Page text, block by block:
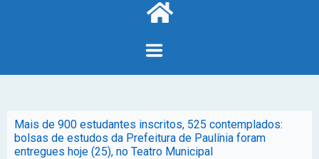
Mais de 900 estudantes inscritos, 525 contemplados:
bolsas de estudos da Prefeitura de Paulínia foram
entregues hoje (25), no Teatro Municipal